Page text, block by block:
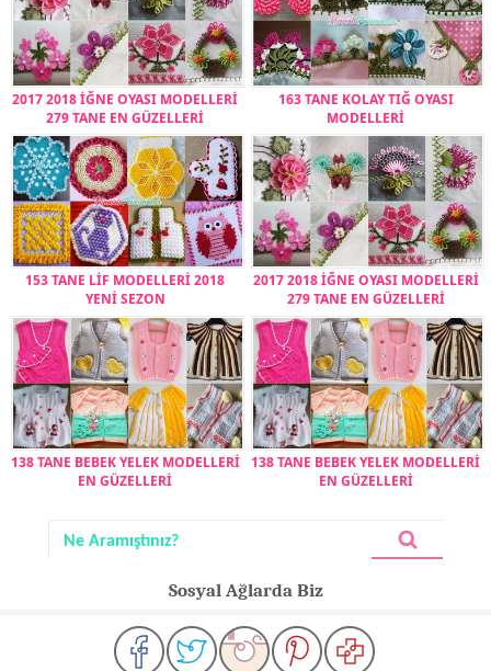
2017 2018 İĞNE OYASI MODELLERİ
279 TANE EN GÜZELLERİ
163 TANE KOLAY TIĞ OYASI
MODELLERİ
153 TANE LİF MODELLERİ 2018
YENİ SEZON
2017 2018 İĞNE OYASI MODELLERİ
279 TANE EN GÜZELLERİ
138 TANE BEBEK YELEK MODELLERİ
EN GÜZELLERİ
138 TANE BEBEK YELEK MODELLERİ
EN GÜZELLERİ
Sosyal Ağlarda Biz